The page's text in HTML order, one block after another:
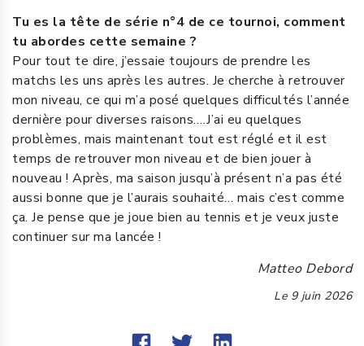
Tu es la tête de série n°4 de ce tournoi, comment
tu abordes cette semaine ?
Pour tout te dire, j’essaie toujours de prendre les
matchs les uns après les autres. Je cherche à retrouver
mon niveau, ce qui m’a posé quelques difficultés l’année
dernière pour diverses raisons….J’ai eu quelques
problèmes, mais maintenant tout est réglé et il est
temps de retrouver mon niveau et de bien jouer à
nouveau ! Après, ma saison jusqu’à présent n’a pas été
aussi bonne que je l’aurais souhaité… mais c’est comme
ça. Je pense que je joue bien au tennis et je veux juste
continuer sur ma lancée !
Matteo Debord
Le 9 juin 2026